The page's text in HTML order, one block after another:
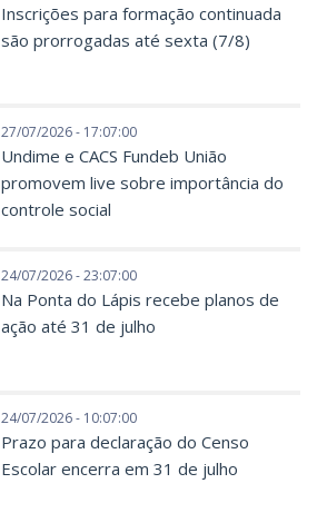
Inscrições para formação continuada
são prorrogadas até sexta (7/8)
27/07/2026 - 17:07:00
Undime e CACS Fundeb União
promovem live sobre importância do
controle social
24/07/2026 - 23:07:00
Na Ponta do Lápis recebe planos de
ação até 31 de julho
24/07/2026 - 10:07:00
Prazo para declaração do Censo
Escolar encerra em 31 de julho